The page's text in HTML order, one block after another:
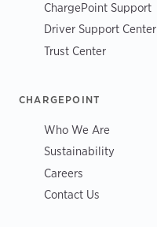
ChargePoint Support
Driver Support Center
Trust Center
CHARGEPOINT
Who We Are
Sustainability
Careers
Contact Us